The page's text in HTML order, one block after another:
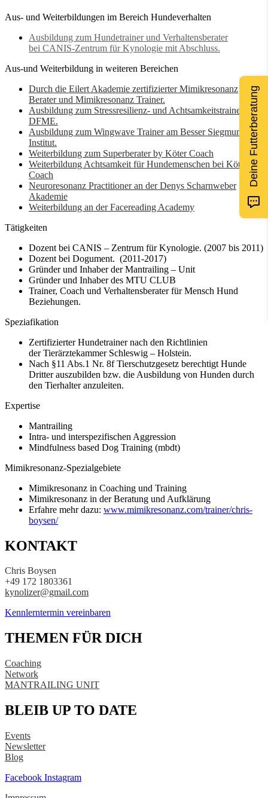
Aus- und Weiterbildungen im Bereich Hundeverhalten
Ausbildung zum Hundetrainer und Verhaltensberater
bei CANIS-Zentrum für Kynologie mit Abschluss.
Aus-und Weiterbildung in weiteren Bereichen
Durch die Eilert Akademie zertifizierter Mimikresonanz
Berater und Mimikresonanz Trainer.
Ausbildung zum Stressresilienz- und Achtsamkeitstrainer am
DFME.
Ausbildung zum Wingwave Trainer am Besser Siegmund
Institut.
Weiterbildung zum Superberater by Köter Coach
Weiterbildung Achtsamkeit für Hundemenschen bei Köter
Coach
Neuroresonanz Practitioner an der Denys Scharnweber
Akademie
Weiterbildung an der Facereading Academy
Tätigkeiten
Dozent bei CANIS – Zentrum für Kynologie. (2007 bis 2011)
Dozent bei Dogument. (2011-2017)
Gründer und Inhaber der Mantrailing – Unit
Gründer und Inhaber des MTU CLUB
Trainer, Coach und Verhaltensberater für Mensch Hund
Beziehungen.
Speziafikation
Zertifizierter Hundetrainer nach den Richtlinien
der Tierärztekammer Schleswig – Holstein.
Nach §11 Abs.1 Nr. 8f Tierschutzgesetz berechtigt Hunde
Dritter auszubilden bzw. die Ausbildung von Hunden durch
den Tierhalter anzuleiten.
Expertise
Mantrailing
Intra- und interspezifischen Aggression
Mindfulness based Dog Training (mbdt)
Mimikresonanz-Spezialgebiete
Mimikresonanz in Coaching und Training
Mimikresonanz in der Beratung und Aufklärung
Erfahre mehr dazu: www.mimikresonanz.com/trainer/chris-
boysen/
KONTAKT
Chris Boysen
+49 172 1803361
kynolizer@gmail.com
Kennlerntermin vereinbaren
THEMEN FÜR DICH
Coaching
Network
MANTRAILING UNIT
BLEIB UP TO DATE
Events
Newsletter
Blog
Facebook Instagram
Deine Futterberatung